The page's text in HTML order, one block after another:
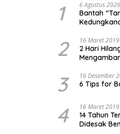
1 6 Agustus 2026
Bantah
2 16 Maret 2019
2 Hari
3 16 Desember
6 Tips for
4 16 Maret 2019
14 Tahun
Didesak